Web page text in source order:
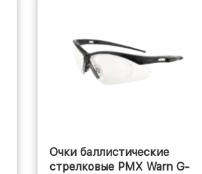
Очки баллистические
стрелковые PMX Warn G-